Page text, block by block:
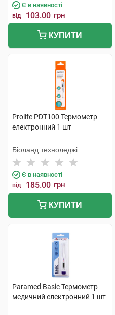
Є в наявності
від 103.00 грн
КУПИТИ
Prolife PDT100 Термометр
електронний 1 шт
Біоланд техноледжі
Є в наявності
від 185.00 грн
КУПИТИ
Paramed Basic Термометр
медичний електронний 1 шт